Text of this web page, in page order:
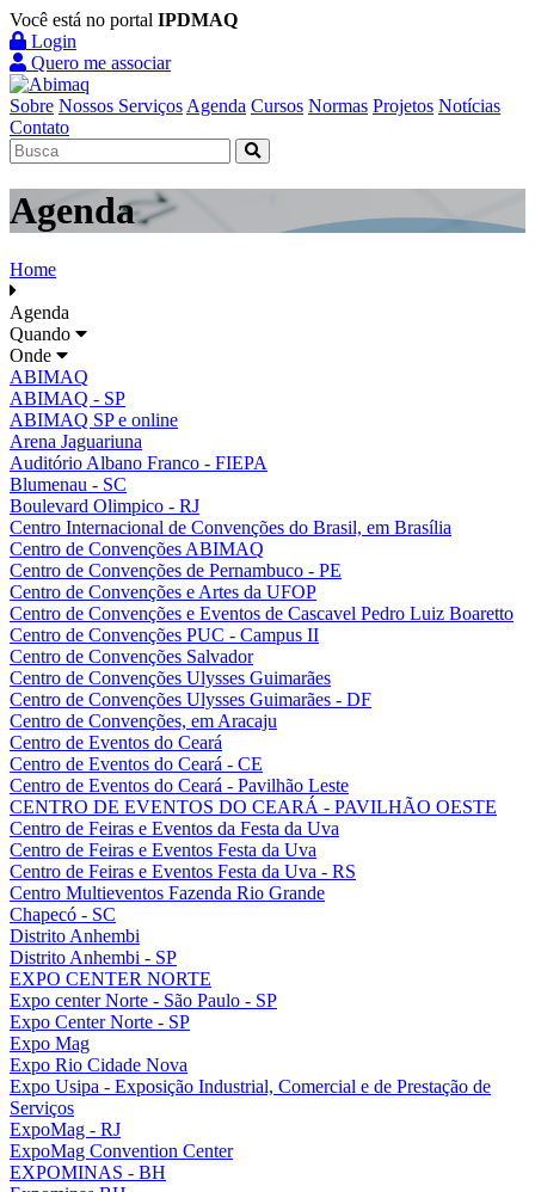
Você está no portal IPDMAQ
Login
Quero me associar
Sobre Nossos Serviços Agenda Cursos Normas Projetos Notícias
Contato
Agenda
Home
Agenda
Quando
Onde
ABIMAQ
ABIMAQ - SP
ABIMAQ SP e online
Arena Jaguariuna
Auditório Albano Franco - FIEPA
Blumenau - SC
Boulevard Olimpico - RJ
Centro Internacional de Convenções do Brasil, em Brasília
Centro de Convenções ABIMAQ
Centro de Convenções de Pernambuco - PE
Centro de Convenções e Artes da UFOP
Centro de Convenções e Eventos de Cascavel Pedro Luiz Boaretto
Centro de Convenções PUC - Campus II
Centro de Convenções Salvador
Centro de Convenções Ulysses Guimarães
Centro de Convenções Ulysses Guimarães - DF
Centro de Convenções, em Aracaju
Centro de Eventos do Ceará
Centro de Eventos do Ceará - CE
Centro de Eventos do Ceará - Pavilhão Leste
CENTRO DE EVENTOS DO CEARÁ - PAVILHÃO OESTE
Centro de Feiras e Eventos da Festa da Uva
Centro de Feiras e Eventos Festa da Uva
Centro de Feiras e Eventos Festa da Uva - RS
Centro Multieventos Fazenda Rio Grande
Chapecó - SC
Distrito Anhembi
Distrito Anhembi - SP
EXPO CENTER NORTE
Expo center Norte - São Paulo - SP
Expo Center Norte - SP
Expo Mag
Expo Rio Cidade Nova
Expo Usipa - Exposição Industrial, Comercial e de Prestação de
Serviços
ExpoMag - RJ
ExpoMag Convention Center
EXPOMINAS - BH